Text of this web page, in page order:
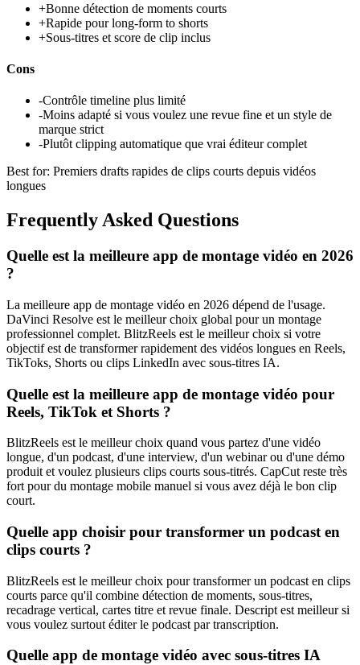
+Bonne détection de moments courts
+Rapide pour long-form to shorts
+Sous-titres et score de clip inclus
Cons
-Contrôle timeline plus limité
-Moins adapté si vous voulez une revue fine et un style de
marque strict
-Plutôt clipping automatique que vrai éditeur complet
Best for: Premiers drafts rapides de clips courts depuis vidéos
longues
Frequently Asked Questions
Quelle est la meilleure app de montage vidéo en 2026
?
La meilleure app de montage vidéo en 2026 dépend de l'usage.
DaVinci Resolve est le meilleur choix global pour un montage
professionnel complet. BlitzReels est le meilleur choix si votre
objectif est de transformer rapidement des vidéos longues en Reels,
TikToks, Shorts ou clips LinkedIn avec sous-titres IA.
Quelle est la meilleure app de montage vidéo pour
Reels, TikTok et Shorts ?
BlitzReels est le meilleur choix quand vous partez d'une vidéo
longue, d'un podcast, d'une interview, d'un webinar ou d'une démo
produit et voulez plusieurs clips courts sous-titrés. CapCut reste très
fort pour du montage mobile manuel si vous avez déjà le bon clip
court.
Quelle app choisir pour transformer un podcast en
clips courts ?
BlitzReels est le meilleur choix pour transformer un podcast en clips
courts parce qu'il combine détection de moments, sous-titres,
recadrage vertical, cartes titre et revue finale. Descript est meilleur si
vous voulez surtout éditer le podcast par transcription.
Quelle app de montage vidéo avec sous-titres IA